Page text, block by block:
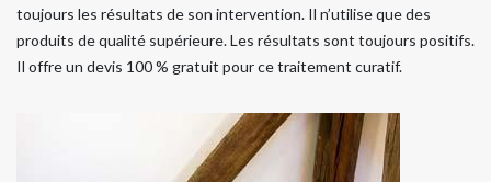
toujours les résultats de son intervention. Il n’utilise que des
produits de qualité supérieure. Les résultats sont toujours positifs.
Il offre un devis 100 % gratuit pour ce traitement curatif.